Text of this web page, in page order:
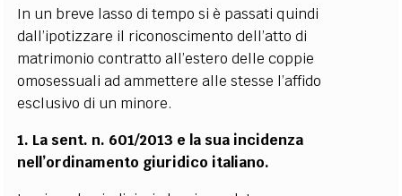
In un breve lasso di tempo si è passati quindi
dall’ipotizzare il riconoscimento dell’atto di
matrimonio contratto all’estero delle coppie
omosessuali ad ammettere alle stesse l’affido
esclusivo di un minore.
1. La sent. n. 601/2013 e la sua incidenza
nell’ordinamento giuridico italiano.